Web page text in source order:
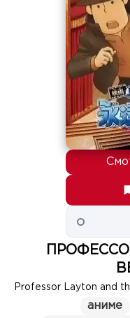
Professor Layton and
аниме